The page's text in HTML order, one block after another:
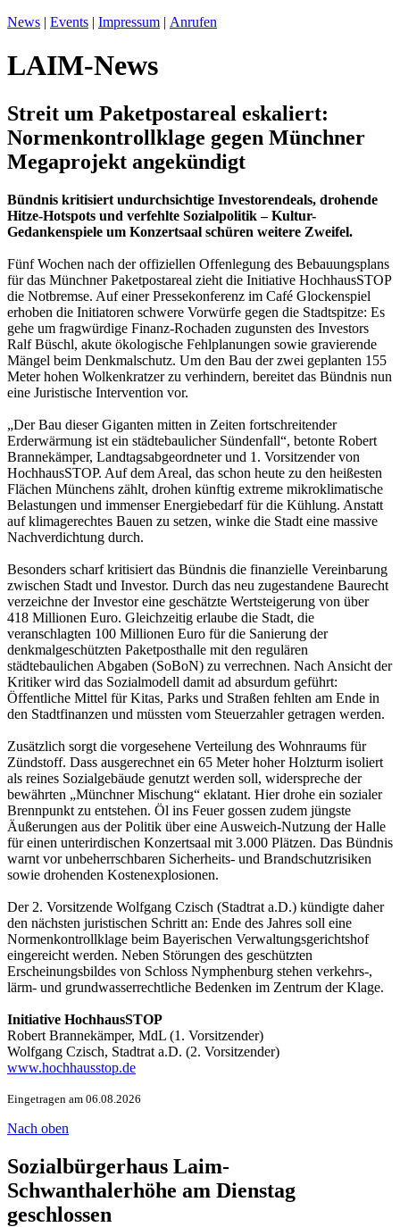
News | Events | Impressum | Anrufen
LAIM-News
Streit um Paketpostareal eskaliert:
Normenkontrollklage gegen Münchner
Megaprojekt angekündigt
Bündnis kritisiert undurchsichtige Investorendeals, drohende
Hitze-Hotspots und verfehlte Sozialpolitik – Kultur-
Gedankenspiele um Konzertsaal schüren weitere Zweifel.
Fünf Wochen nach der offiziellen Offenlegung des Bebauungsplans
für das Münchner Paketpostareal zieht die Initiative HochhausSTOP
die Notbremse. Auf einer Pressekonferenz im Café Glockenspiel
erhoben die Initiatoren schwere Vorwürfe gegen die Stadtspitze: Es
gehe um fragwürdige Finanz-Rochaden zugunsten des Investors
Ralf Büschl, akute ökologische Fehlplanungen sowie gravierende
Mängel beim Denkmalschutz. Um den Bau der zwei geplanten 155
Meter hohen Wolkenkratzer zu verhindern, bereitet das Bündnis nun
eine Juristische Intervention vor.
„Der Bau dieser Giganten mitten in Zeiten fortschreitender
Erderwärmung ist ein städtebaulicher Sündenfall“, betonte Robert
Brannekämper, Landtagsabgeordneter und 1. Vorsitzender von
HochhausSTOP. Auf dem Areal, das schon heute zu den heißesten
Flächen Münchens zählt, drohen künftig extreme mikroklimatische
Belastungen und immenser Energiebedarf für die Kühlung. Anstatt
auf klimagerechtes Bauen zu setzen, winke die Stadt eine massive
Nachverdichtung durch.
Besonders scharf kritisiert das Bündnis die finanzielle Vereinbarung
zwischen Stadt und Investor. Durch das neu zugestandene Baurecht
verzeichne der Investor eine geschätzte Wertsteigerung von über
418 Millionen Euro. Gleichzeitig erlaube die Stadt, die
veranschlagten 100 Millionen Euro für die Sanierung der
denkmalgeschützten Paketposthalle mit den regulären
städtebaulichen Abgaben (SoBoN) zu verrechnen. Nach Ansicht der
Kritiker wird das Sozialmodell damit ad absurdum geführt:
Öffentliche Mittel für Kitas, Parks und Straßen fehlten am Ende in
den Stadtfinanzen und müssten vom Steuerzahler getragen werden.
Zusätzlich sorgt die vorgesehene Verteilung des Wohnraums für
Zündstoff. Dass ausgerechnet ein 65 Meter hoher Holzturm isoliert
als reines Sozialgebäude genutzt werden soll, widerspreche der
bewährten „Münchner Mischung“ eklatant. Hier drohe ein sozialer
Brennpunkt zu entstehen. Öl ins Feuer gossen zudem jüngste
Äußerungen aus der Politik über eine Ausweich-Nutzung der Halle
für einen unterirdischen Konzertsaal mit 3.000 Plätzen. Das Bündnis
warnt vor unbeherrschbaren Sicherheits- und Brandschutzrisiken
sowie drohenden Kostenexplosionen.
Der 2. Vorsitzende Wolfgang Czisch (Stadtrat a.D.) kündigte daher
den nächsten juristischen Schritt an: Ende des Jahres soll eine
Normenkontrollklage beim Bayerischen Verwaltungsgerichtshof
eingereicht werden. Neben Störungen des geschützten
Erscheinungsbildes von Schloss Nymphenburg stehen verkehrs-,
lärm- und grundwasserrechtliche Bedenken im Zentrum der Klage.
Initiative HochhausSTOP
Robert Brannekämper, MdL (1. Vorsitzender)
Wolfgang Czisch, Stadtrat a.D. (2. Vorsitzender)
www.hochhausstop.de
Eingetragen am 06.08.2026
Nach oben
Sozialbürgerhaus Laim-
Schwanthalerhöhe am Dienstag
geschlossen